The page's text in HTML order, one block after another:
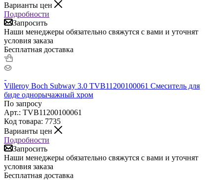
Варианты цен
Подробности
Запросить
Наши менеджеры обязательно свяжутся с вами и уточнят
условия заказа
Бесплатная доставка
Villeroy Boch Subway 3.0 TVB11200100061 Смеситель для
биде однорычажный хром
По запросу
Арт.: TVB11200100061
Код товара: 7735
Варианты цен
Подробности
Запросить
Наши менеджеры обязательно свяжутся с вами и уточнят
условия заказа
Бесплатная доставка